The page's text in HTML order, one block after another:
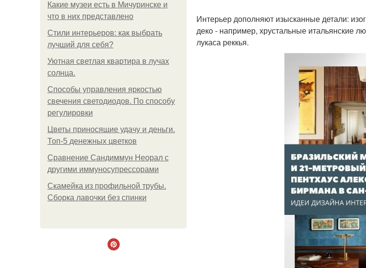
Какие музеи есть в Мичуринске и
что в них представлено
Стили интерьеров: как выбрать
лучший для себя?
Уютная светлая квартира в лучах
солнца.
Способы управления яркостью
свечения светодиодов. По способу
регулировки
Цветы приносящие удачу и деньги.
Топ-5 денежных цветков
Сравнение Сандиммун Неорал с
другими иммуносупрессорами
Скамейка из профильной трубы.
Сборка лавочки без спинки
Интерьер дополняют изысканные детали:
деко - например, хрустальные
лукаса реккья.